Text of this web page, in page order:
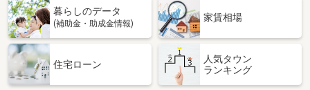
暮らしのデータ
(補助金・助成金情報)
家賃相場
住宅ローン
人気タウン
ランキング